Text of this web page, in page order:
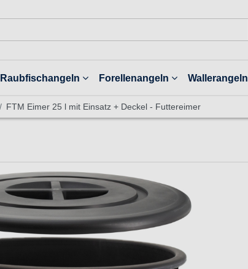
Raubfischangeln Forellenangeln Wallerangeln
FTM Eimer 25 l mit Einsatz + Deckel - Futtereimer